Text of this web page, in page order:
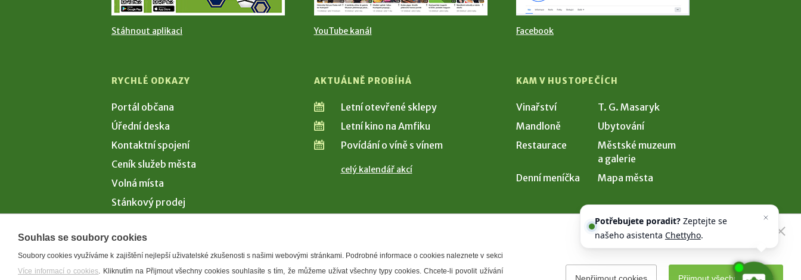
Stáhnout aplikaci YouTube kanál Facebook
RYCHLÉ ODKAZY
Portál občana
Úřední deska
Kontaktní spojení
Ceník služeb města
Volná místa
Stánkový prodej
AKTUÁLNĚ PROBÍHÁ
Letní otevřené sklepy
Letní kino na Amfiku
Povídání o víně s vínem
celý kalendář akcí
KAM V HUSTOPEČÍCH
Vinařství
T. G. Masaryk
Mandloně
Ubytování
Restaurace
Městské muzeum
a galerie
Denní meníčka
Mapa města
Souhlas se soubory cookies
Soubory cookies využíváme k zajištění nejlepší uživatelské zkušenosti s našimi webovými stránkami. Podrobné informace o cookies naleznete v sekci
Více informací o cookies. Kliknutím na Přijmout všechny cookies souhlasíte s tím, že můžeme užívat všechny typy cookies. Chcete-li povolit užívání
Potřebujete poradit?Zeptejte se
našeho asistenta Chettyho.